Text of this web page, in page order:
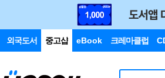
외국도서 중고샵 eBook 크레마클럽